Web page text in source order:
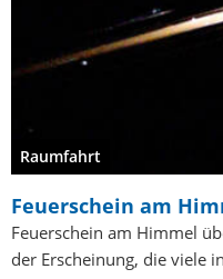
Raumfahrt
Feuerschein am
Feuerschein am Himmel
der Erscheinung, die viele